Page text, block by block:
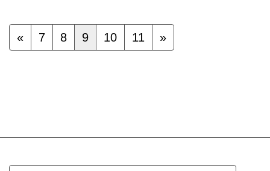
« 7 8 9 10 11 »